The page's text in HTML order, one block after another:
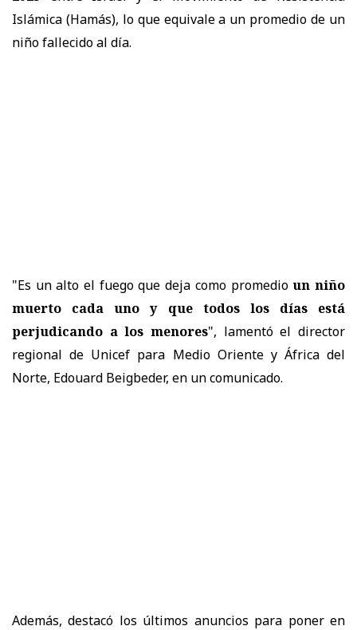
Islámica (Hamás), lo que equivale a un promedio de un
niño fallecido al día.
"Es un alto el fuego que deja como promedioun niño
muerto cada uno y que todos los días está
perjudicando a los menores", lamentó el director
regional de Unicef para Medio Oriente y África del
Norte, Edouard Beigbeder, en un comunicado.
Además, destacó los últimos anuncios para poner en